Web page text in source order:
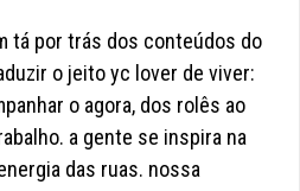
tá por trás dos conteúdos do
o jeito yc lover de viver:
o agora, dos rolês ao
a gente se inspira na
das ruas. nossa